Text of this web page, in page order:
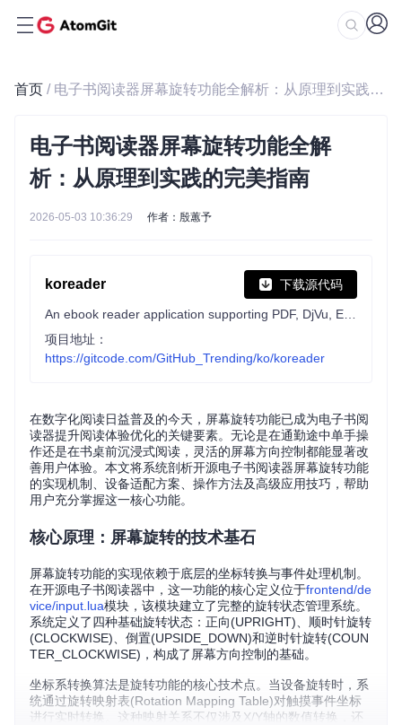
首页 / 电子书阅读器屏幕旋转功能全解析：从原理到实践的完美指南
电子书阅读器屏幕旋转功能全解
析：从原理到实践的完美指南
2026-05-03 10:36:29 作者：殷蕙予
koreader 下载源代码
项目地址：
https://gitcode.com/GitHub_Trending/ko/koreader
在数字化阅读日益普及的今天，屏幕旋转功能已成为电子书阅
读器提升阅读体验优化的关键要素。无论是在通勤途中单手操
作还是在书桌前沉浸式阅读，灵活的屏幕方向控制都能显著改
善用户体验。本文将系统剖析开源电子书阅读器屏幕旋转功能
的实现机制、设备适配方案、操作方法及高级应用技巧，帮助
用户充分掌握这一核心功能。
核心原理：屏幕旋转的技术基石
屏幕旋转功能的实现依赖于底层的坐标转换与事件处理机制。
在开源电子书阅读器中，这一功能的核心定义位于frontend/de
vice/input.lua模块，该模块建立了完整的旋转状态管理系统。
系统定义了四种基础旋转状态：正向(UPRIGHT)、顺时针旋转
(CLOCKWISE)、倒置(UPSIDE_DOWN)和逆时针旋转(COUN
TER_CLOCKWISE)，构成了屏幕方向控制的基础。
坐标系转换算法是旋转功能的核心技术点。当设备旋转时，系
统通过旋转映射表(Rotation Mapping Table)对触摸事件坐标
进行实时转换。这种映射关系不仅涉及X/Y轴的数值转换，还